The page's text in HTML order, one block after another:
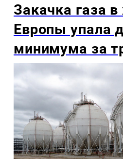
Закачка газа
Европы упала
минимума за